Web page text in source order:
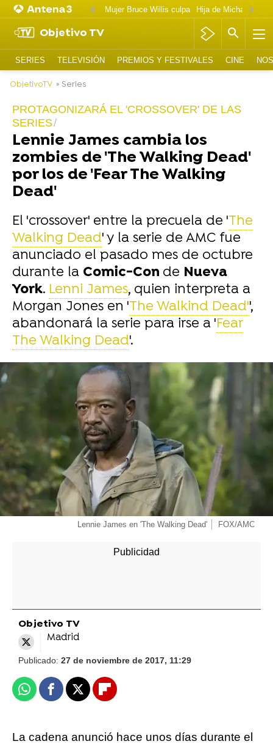
Mujer Bruce Willis culpa
Objetivo TV
SERIES TELEVISIÓN PREMIOS Y FESTIVALES CINE
ObjetivoTV » Series
PROTAGONIZARÁ EL 'CROSSOVER' DE LAS
SERIES
Lennie James cambia los
zombies de 'The Walking Dead'
por los de 'Fear The Walking
Dead'
El 'crossover' entre la precuela de 'The
Walking Dead' y la serie de AMC fue
anunciado el pasado mes de octubre
durante la Comic-Con de Nueva
York. Lenni James, quien interpreta a
Morgan Jones en 'The Walkind Dead'',
abandonará la serie para irse a 'Fear
The Walking Dead'.
-
Lennie James en 'The Walking Dead' FOX/AMC
Objetivo TV
Madrid
Publicado: 27 de noviembre de 2017, 11:29
WhatsappFacebook
X Flipboard
La cadena anunció hace unos días durante el